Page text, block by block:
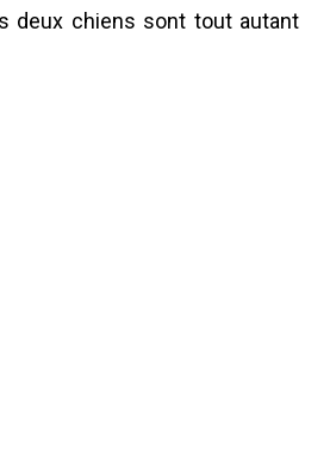
deux chiens sont tout autant